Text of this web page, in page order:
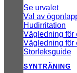
Se urvalet
Val av
Hudirritation
Vägledning för
Vägledning för
Storleksguide
SYNTRÄNING